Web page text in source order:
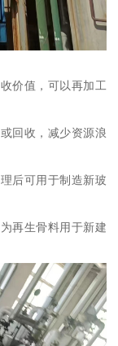
价值，可以再加工
回收，减少资源浪
后可用于制造新玻
再生骨料用于新建